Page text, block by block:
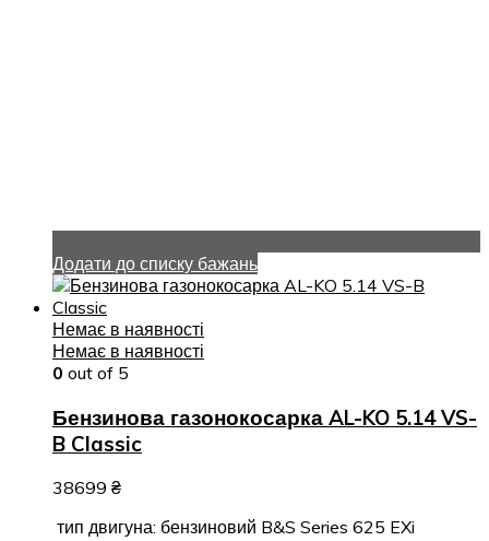
Додати до списку бажань
Немає в наявності
Немає в наявності
0 out of 5
Бензинова газонокосарка AL-KO 5.14 VS-
B Classic
38699 ₴
тип двигуна: бензиновий B&S Series 625 EXi